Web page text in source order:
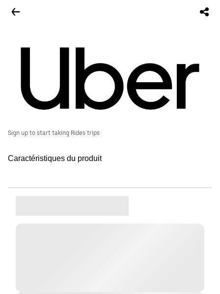
Sign up to start taking Rides trips
Caractéristiques du produit